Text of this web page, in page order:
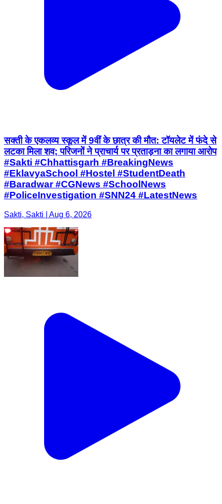
सक्ती के एकलव्य स्कूल में 9वीं के छात्र की मौत: टॉयलेट में फंदे से
लटका मिला शव; परिजनों ने प्राचार्य पर प्रताड़ना का लगाया आरोप
#Sakti #Chhattisgarh #BreakingNews
#EklavyaSchool #Hostel #StudentDeath
#Baradwar #CGNews #SchoolNews
#PoliceInvestigation #SNN24 #LatestNews
Sakti, Sakti | Aug 6, 2026